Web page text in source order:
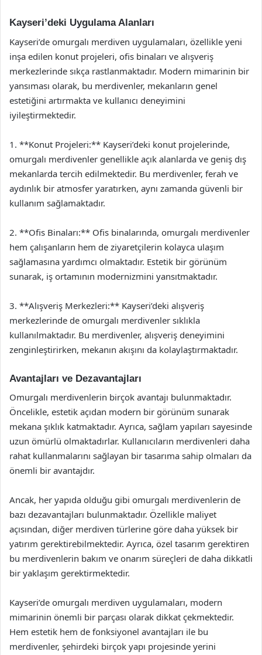
Kayseri’deki Uygulama Alanları
Kayseri’de omurgalı merdiven uygulamaları, özellikle yeni
inşa edilen konut projeleri, ofis binaları ve alışveriş
merkezlerinde sıkça rastlanmaktadır. Modern mimarinin bir
yansıması olarak, bu merdivenler, mekanların genel
estetiğini artırmakta ve kullanıcı deneyimini
iyileştirmektedir.
1. **Konut Projeleri:** Kayseri’deki konut projelerinde,
omurgalı merdivenler genellikle açık alanlarda ve geniş dış
mekanlarda tercih edilmektedir. Bu merdivenler, ferah ve
aydınlık bir atmosfer yaratırken, aynı zamanda güvenli bir
kullanım sağlamaktadır.
2. **Ofis Binaları:** Ofis binalarında, omurgalı merdivenler
hem çalışanların hem de ziyaretçilerin kolayca ulaşım
sağlamasına yardımcı olmaktadır. Estetik bir görünüm
sunarak, iş ortamının modernizmini yansıtmaktadır.
3. **Alışveriş Merkezleri:** Kayseri’deki alışveriş
merkezlerinde de omurgalı merdivenler sıklıkla
kullanılmaktadır. Bu merdivenler, alışveriş deneyimini
zenginleştirirken, mekanın akışını da kolaylaştırmaktadır.
Avantajları ve Dezavantajları
Omurgalı merdivenlerin birçok avantajı bulunmaktadır.
Öncelikle, estetik açıdan modern bir görünüm sunarak
mekana şıklık katmaktadır. Ayrıca, sağlam yapıları sayesinde
uzun ömürlü olmaktadırlar. Kullanıcıların merdivenleri daha
rahat kullanmalarını sağlayan bir tasarıma sahip olmaları da
önemli bir avantajdır.
Ancak, her yapıda olduğu gibi omurgalı merdivenlerin de
bazı dezavantajları bulunmaktadır. Özellikle maliyet
açısından, diğer merdiven türlerine göre daha yüksek bir
yatırım gerektirebilmektedir. Ayrıca, özel tasarım gerektiren
bu merdivenlerin bakım ve onarım süreçleri de daha dikkatli
bir yaklaşım gerektirmektedir.
Kayseri’de omurgalı merdiven uygulamaları, modern
mimarinin önemli bir parçası olarak dikkat çekmektedir.
Hem estetik hem de fonksiyonel avantajları ile bu
merdivenler, şehirdeki birçok yapı projesinde yerini